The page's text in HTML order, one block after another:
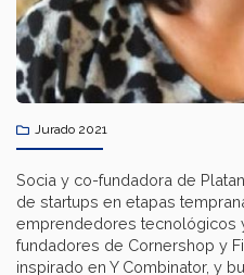
Jurado 2021
Socia y co-fundadora de
de startups en etapas
emprendedores tecnológicos
fundadores de Cornershop y
inspirado en Y Combinator, y